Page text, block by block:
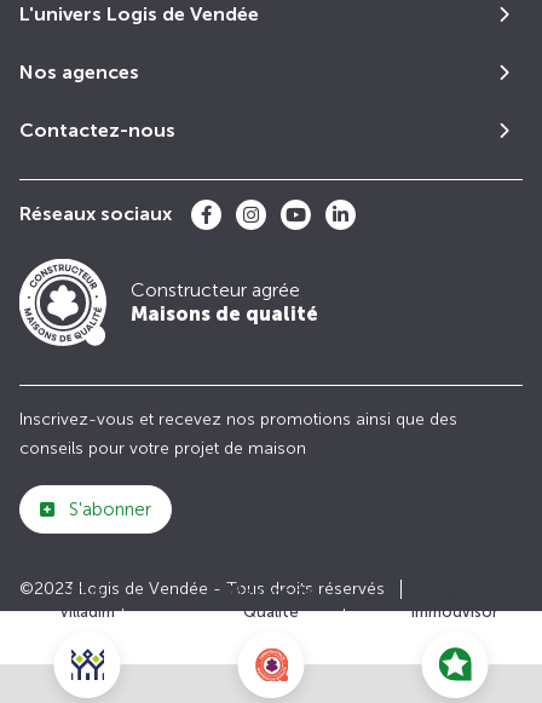
Club
Villadim
Maisons de
Qualité
Immodvisor
L'univers Logis de Vendée
Nos agences
Contactez-nous
Réseaux sociaux
Constructeur agrée
Maisons de qualité
Inscrivez-vous et recevez nos promotions ainsi que des
conseils pour votre projet de maison
S'abonner
©2023 Logis de Vendée - Tous droits réservés
Plan du site
Paramètres des cookies
Politiques de Confidentialités
Recrutement
Parrainer un ami Le groupe VILLADIM